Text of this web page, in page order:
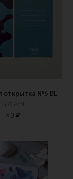
открытка №6 BL
GRGVN
50 ₽